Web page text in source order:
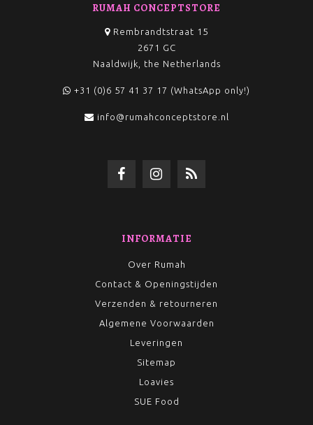
RUMAH CONCEPTSTORE
Rembrandtstraat 15
2671 GC
Naaldwijk, the Netherlands
+31 (0)6 57 41 37 17 (WhatsApp only!)
info@rumahconceptstore.nl
INFORMATIE
Over Rumah
Contact & Openingstijden
Verzenden & retourneren
Algemene Voorwaarden
Leveringen
Sitemap
Loavies
SUE Food